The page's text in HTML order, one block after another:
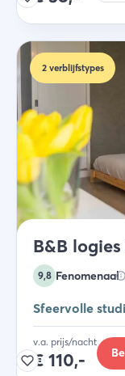
2 verblijfstypes
B&B
9,8 Fenomenaal
Sfeervolle
v.a. prijs/nacht
€ 110,-